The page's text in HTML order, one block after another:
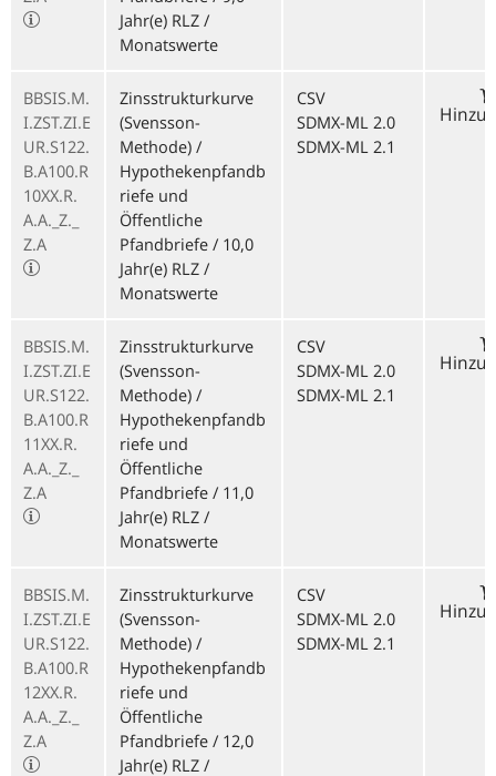
Jahr(e) RLZ /
Monatswerte
BBSIS.M.
I.ZST.ZI.E
UR.S122.
B.A100.R
10XX.R.
A.A._Z._
Z.A
Zinsstrukturkurve
(Svensson-
Methode) /
Hypothekenpfandb
riefe und
Öffentliche
Pfandbriefe / 10,0
Jahr(e) RLZ /
Monatswerte
CSV
SDMX-ML 2.0
SDMX-ML 2.1
BBSIS.M.
I.ZST.ZI.E
UR.S122.
B.A100.R
11XX.R.
A.A._Z._
Z.A
Zinsstrukturkurve
(Svensson-
Methode) /
Hypothekenpfandb
riefe und
Öffentliche
Pfandbriefe / 11,0
Jahr(e) RLZ /
Monatswerte
CSV
SDMX-ML 2.0
SDMX-ML 2.1
BBSIS.M.
I.ZST.ZI.E
UR.S122.
B.A100.R
12XX.R.
A.A._Z._
Z.A
Zinsstrukturkurve
(Svensson-
Methode) /
Hypothekenpfandb
riefe und
Öffentliche
Pfandbriefe / 12,0
Jahr(e) RLZ /
CSV
SDMX-ML 2.0
SDMX-ML 2.1